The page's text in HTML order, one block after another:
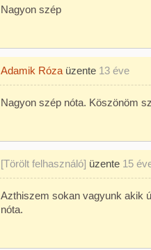
Nagyon szép
Adamik Róza üzente 13 éve
Nagyon szép nóta. Köszönöm
[Törölt felhasználó] üzente 15
Azthiszem sokan vagyunk akik
nóta.